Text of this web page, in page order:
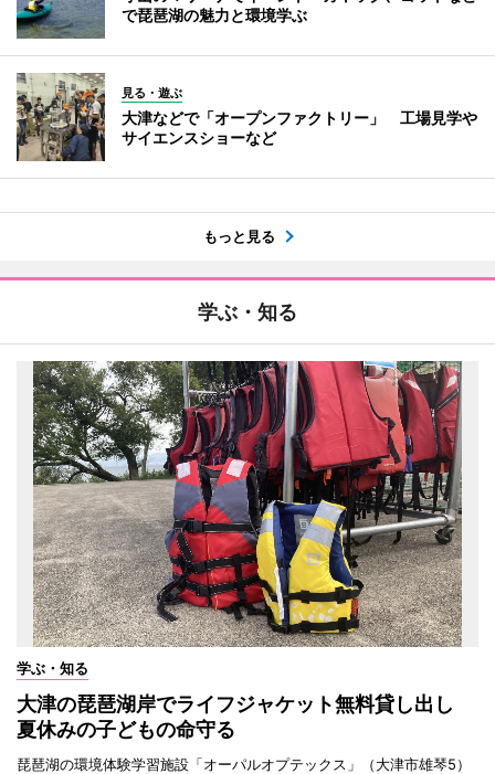
で琵琶湖の魅力と環境学ぶ
見る・遊ぶ
大津などで「オープンファクトリー」 工場見学や
サイエンスショーなど
もっと見る
学ぶ・知る
学ぶ・知る
大津の琵琶湖岸でライフジャケット無料貸し出し
夏休みの子どもの命守る
琵琶湖の環境体験学習施設「オーパルオプテックス」（大津市雄琴5）